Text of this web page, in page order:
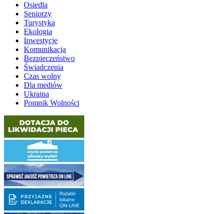
Osiedla
Seniorzy
Turystyka
Ekologia
Inwestycje
Komunikacja
Bezpieczeństwo
Świadczenia
Czas wolny
Dla mediów
Ukraina
Pomnik Wolności